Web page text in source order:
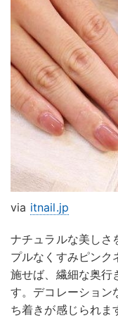
via itnail.jp
ナチュラルな美しさ
プルなくすみピンク
施せば、繊細な奥行
す。デコレーション
ち着きが感じられま